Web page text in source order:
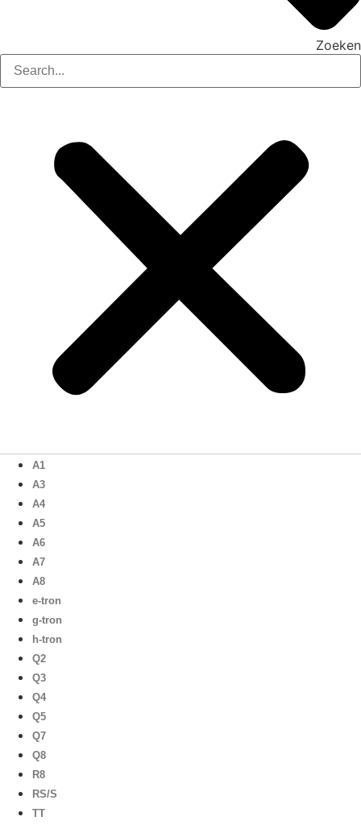
Zoeken
A1
A3
A4
A5
A6
A7
A8
e-tron
g-tron
h-tron
Q2
Q3
Q4
Q5
Q7
Q8
R8
RS/S
TT